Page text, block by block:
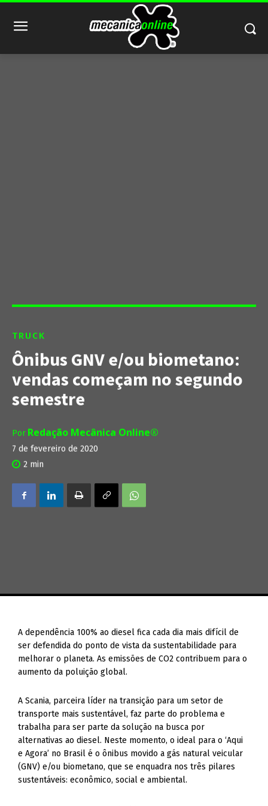
TRUCK
Ônibus GNV e/ou biometano:
vendas começam no segundo
semestre
Por Redação Mecânica Online®
7 de fevereiro de 2020
2 min
A dependência 100% ao diesel fica cada dia mais difícil de
ser defendida do ponto de vista da sustentabilidade para
melhorar o planeta. As emissões de CO2 contribuem para o
aumento da poluição global.
A Scania, parceira líder na transição para um setor de
transporte mais sustentável, faz parte do problema e
trabalha para ser parte da solução na busca por
alternativas ao diesel. Neste momento, o ideal para o ‘Aqui
e Agora’ no Brasil é o ônibus movido a gás natural veicular
(GNV) e/ou biometano, que se enquadra nos três pilares
sustentáveis: econômico, social e ambiental.